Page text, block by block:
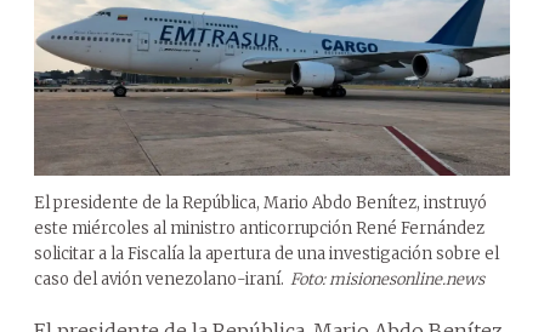
El presidente de la República, Mario Abdo Benítez, instruyó
este miércoles al ministro anticorrupción René Fernández
solicitar a la Fiscalía la apertura de una investigación sobre el
caso del avión venezolano-iraní. Foto: misionesonline.news